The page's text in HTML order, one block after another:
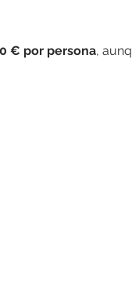
€ por persona,